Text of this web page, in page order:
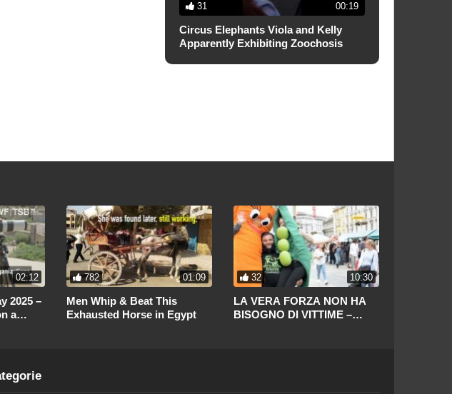
31 00:19
Circus Elephants Viola and Kelly
Apparently Exhibiting Zoochosis
02:12
2025 –
a
782 01:09
Men Whip & Beat This
Exhausted Horse in Egypt
32 10:30
LA VERA FORZA NON HA
BISOGNO DI VITTIME –